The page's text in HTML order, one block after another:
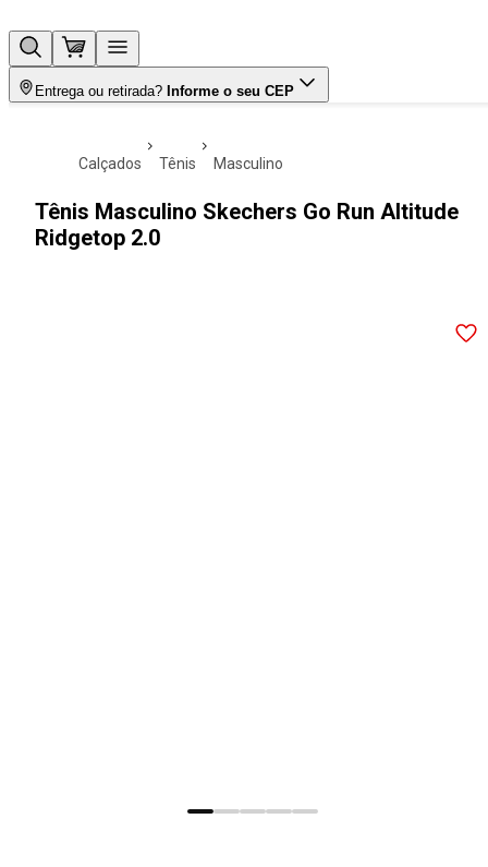
Entrega ou retirada? Informe o seu CEP
calçados tênis masculino
Tênis Masculino Skechers Go Run Altitude
Ridgetop 2.0